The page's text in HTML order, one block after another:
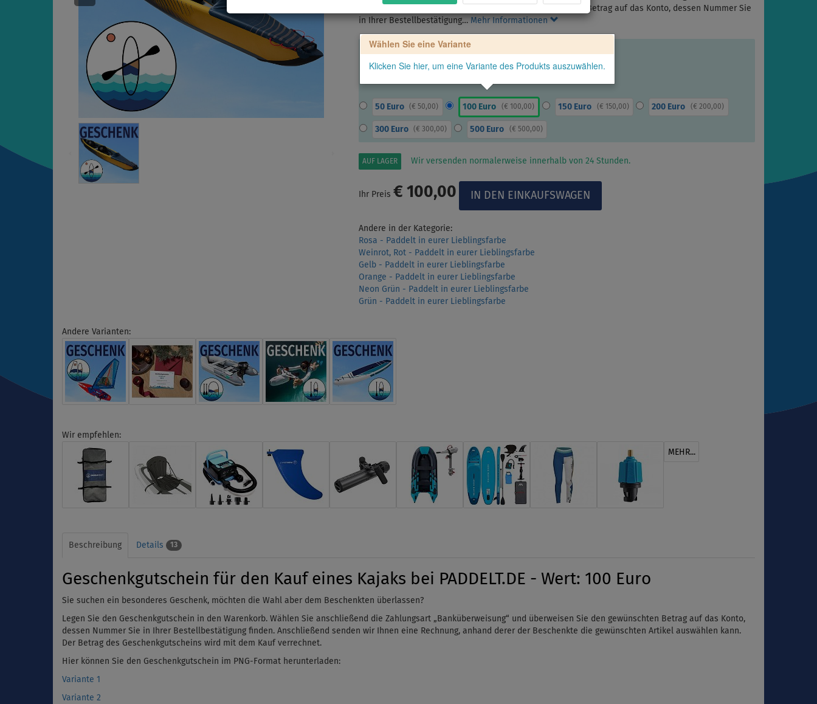
„Banküberweisung“ und überweisen Sie den gewünschten Betrag auf das Konto, dessen Nummer Sie
in Ihrer Bestellbestätigung… Mehr Informationen
Wählen Sie eine Variante
Klicken Sie hier, um eine Variante des Produkts auszuwählen.
50 Euro (€ 50,00) 100 Euro (€ 100,00) 150 Euro (€ 150,00) 200 Euro (€ 200,00)
300 Euro (€ 300,00) 500 Euro (€ 500,00)
AUF LAGER Wir versenden normalerweise innerhalb von 24 Stunden.
Ihr Preis € 100,00
Andere in der Kategorie:
Rosa - Paddelt in eurer Lieblingsfarbe
Weinrot, Rot - Paddelt in eurer Lieblingsfarbe
Gelb - Paddelt in eurer Lieblingsfarbe
Orange - Paddelt in eurer Lieblingsfarbe
Neon Grün - Paddelt in eurer Lieblingsfarbe
Grün - Paddelt in eurer Lieblingsfarbe
Andere Varianten:
Wir empfehlen:
MEHR...
Beschreibung Details 13
Geschenkgutschein für den Kauf eines Kajaks bei PADDELT.DE - Wert: 100 Euro
Sie suchen ein besonderes Geschenk, möchten die Wahl aber dem Beschenkten überlassen?
Legen Sie den Geschenkgutschein in den Warenkorb. Wählen Sie anschließend die Zahlungsart „Banküberweisung“ und überweisen Sie den gewünschten Betrag auf das Konto,
dessen Nummer Sie in Ihrer Bestellbestätigung finden. Anschließend senden wir Ihnen eine Rechnung, anhand derer der Beschenkte die gewünschten Artikel auswählen kann.
Der Betrag des Geschenkgutscheins wird mit dem Kauf verrechnet.
Hier können Sie den Geschenkgutschein im PNG-Format herunterladen:
Variante 1
Variante 2